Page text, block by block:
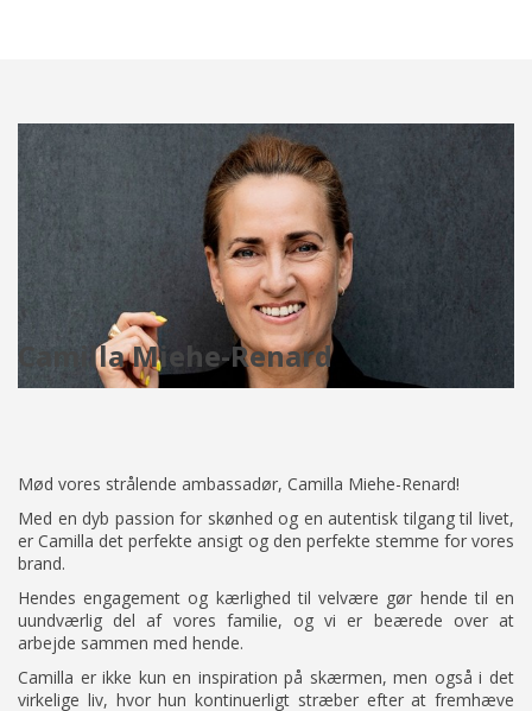
Camilla Miehe-Renard
Mød vores strålende ambassadør, Camilla Miehe-Renard!
Med en dyb passion for skønhed og en autentisk tilgang til livet,
er Camilla det perfekte ansigt og den perfekte stemme for vores
brand.
Hendes engagement og kærlighed til velvære gør hende til en
uundværlig del af vores familie, og vi er beærede over at
arbejde sammen med hende.
Camilla er ikke kun en inspiration på skærmen, men også i det
virkelige liv, hvor hun kontinuerligt stræber efter at fremhæve